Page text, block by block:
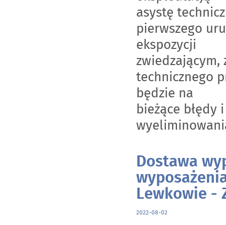
asystę
pierwszego
ekspozycji
technicznego
będzie na
bieżące błędy
Dostawa
Lewkowie -
2022-08-02